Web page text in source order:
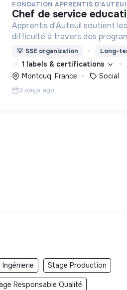
FONDATION APPRENTIS
chef de service
Apprentis d'Auteuil soutient
difficulté à travers des
d’accueil, d’éducation, de
d’insertion pour leur permettre
des hommes et des femmes
💡 SSE organization Long-
1 labels & certifications
Montcuq, France
Social
3 days ago
Ingénierie Stage Production
Responsable Qualité